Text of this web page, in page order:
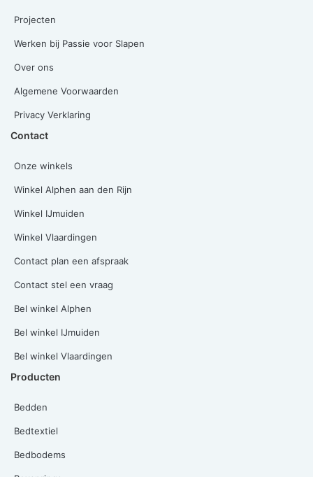
Projecten
Werken bij Passie voor Slapen
Over ons
Algemene Voorwaarden
Privacy Verklaring
Contact
Onze winkels
Winkel Alphen aan den Rijn
Winkel IJmuiden
Winkel Vlaardingen
Contact plan een afspraak
Contact stel een vraag
Bel winkel Alphen
Bel winkel IJmuiden
Bel winkel Vlaardingen
Producten
Bedden
Bedtextiel
Bedbodems